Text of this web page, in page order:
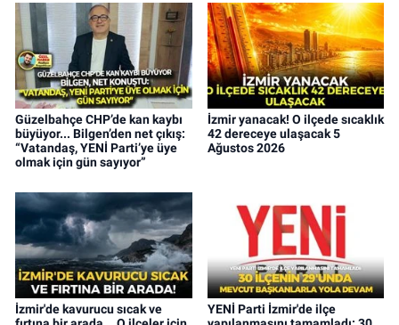
Güzelbahçe CHP’de kan kaybı
büyüyor... Bilgen’den net çıkış:
“Vatandaş, YENİ Parti’ye üye
olmak için gün sayıyor”
İzmir yanacak! O ilçede sıcaklık
42 dereceye ulaşacak 5
Ağustos 2026
İzmir'de kavurucu sıcak ve
YENİ Parti İzmir'de ilçe